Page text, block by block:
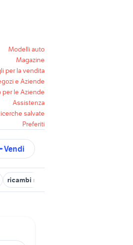
Modelli auto
Magazine
per la vendita
e Aziende
per le Aziende
Assistenza
salvate
Preferiti
Vendi
ricambi ruggerini motori